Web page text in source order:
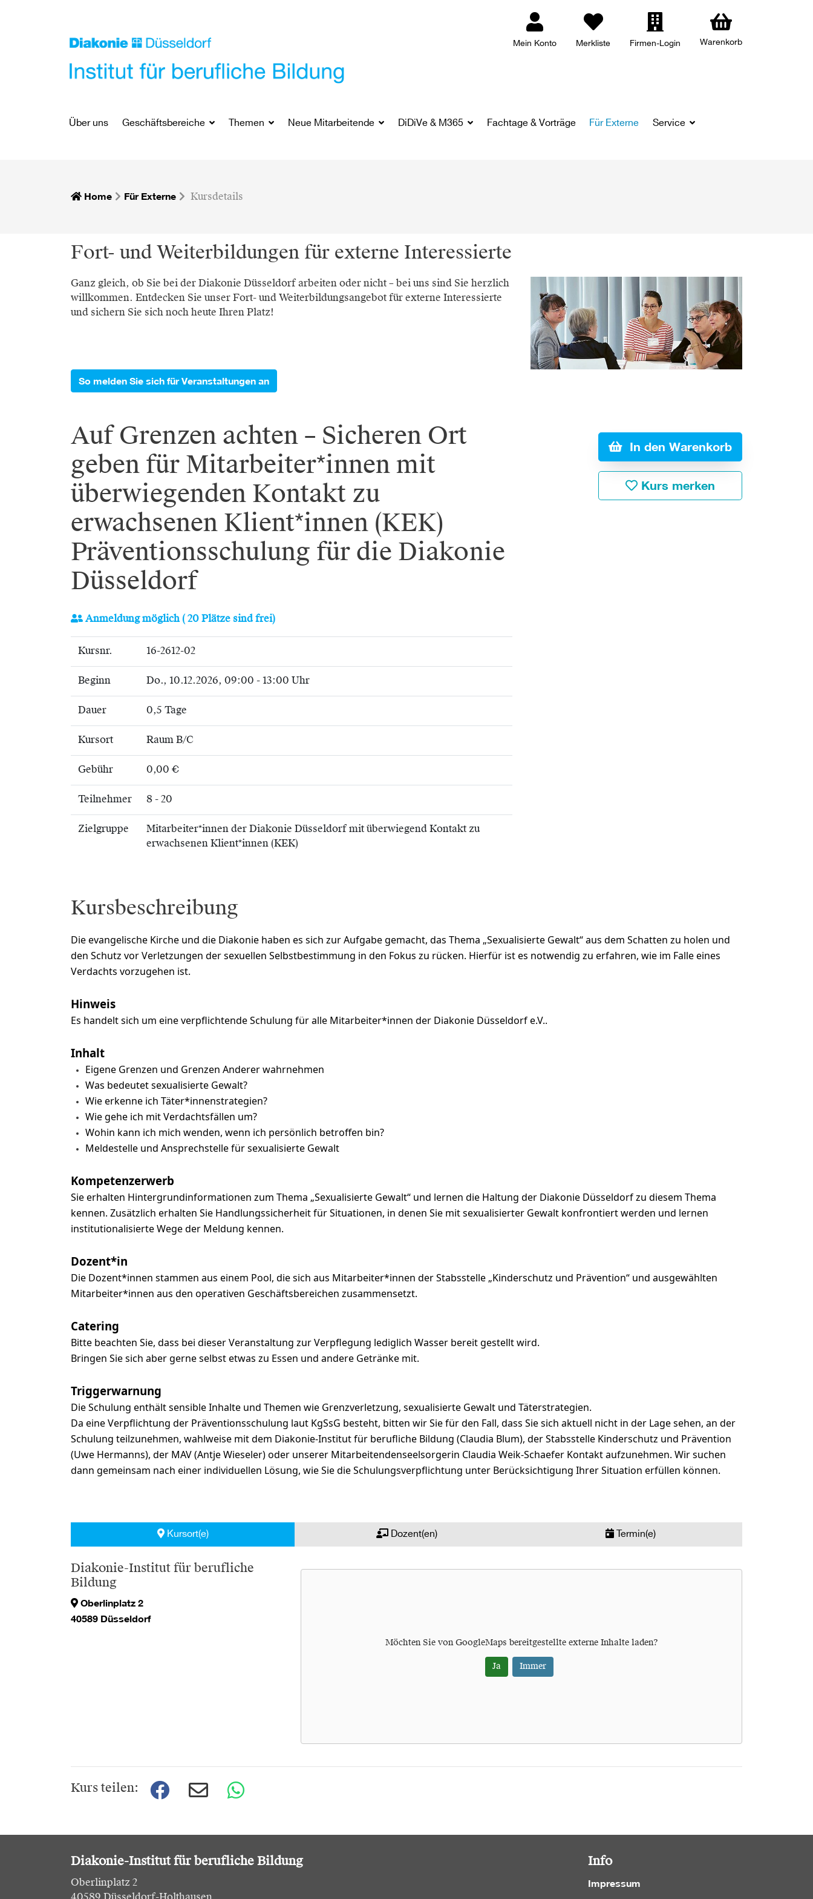
Mein Konto Merkliste Firmen-Login Warenkorb
Über uns Geschäftsbereiche Themen Neue Mitarbeitende DiDiVe & M365 Fachtage & Vorträge Für Externe Service
Home Für Externe Kursdetails
Fort- und Weiterbildungen für externe Interessierte
Ganz gleich, ob Sie bei der Diakonie Düsseldorf arbeiten oder nicht – bei uns sind Sie herzlich
willkommen. Entdecken Sie unser Fort- und Weiterbildungsangebot für externe Interessierte
und sichern Sie sich noch heute Ihren Platz!
So melden Sie sich für Veranstaltungen an
Auf Grenzen achten – Sicheren Ort
geben für Mitarbeiter*innen mit
überwiegenden Kontakt zu
erwachsenen Klient*innen (KEK)
Präventionsschulung für die Diakonie
Düsseldorf
Anmeldung möglich( 20 Plätze sind frei)
Kursnr. 16-2612-02
Beginn Do., 10.12.2026, 09:00 - 13:00 Uhr
Dauer 0,5 Tage
Kursort Raum B/C
Gebühr 0,00 €
Teilnehmer 8 - 20
Zielgruppe
Mitarbeiter*innen der Diakonie Düsseldorf mit überwiegend Kontakt zu
erwachsenen Klient*innen (KEK)
In den Warenkorb
Kurs merken
Kursbeschreibung
Die evangelische Kirche und die Diakonie haben es sich zur Aufgabe gemacht, das Thema „Sexualisierte Gewalt“ aus dem Schatten zu holen und
den Schutz vor Verletzungen der sexuellen Selbstbestimmung in den Fokus zu rücken. Hierfür ist es notwendig zu erfahren, wie im Falle eines
Verdachts vorzugehen ist.
Hinweis
Es handelt sich um eine verpflichtende Schulung für alle Mitarbeiter*innen der Diakonie Düsseldorf e.V..
Inhalt
Eigene Grenzen und Grenzen Anderer wahrnehmen
Was bedeutet sexualisierte Gewalt?
Wie erkenne ich Täter*innenstrategien?
Wie gehe ich mit Verdachtsfällen um?
Wohin kann ich mich wenden, wenn ich persönlich betroffen bin?
Meldestelle und Ansprechstelle für sexualisierte Gewalt
Kompetenzerwerb
Sie erhalten Hintergrundinformationen zum Thema „Sexualisierte Gewalt“ und lernen die Haltung der Diakonie Düsseldorf zu diesem Thema
kennen. Zusätzlich erhalten Sie Handlungssicherheit für Situationen, in denen Sie mit sexualisierter Gewalt konfrontiert werden und lernen
institutionalisierte Wege der Meldung kennen.
Dozent*in
Die Dozent*innen stammen aus einem Pool, die sich aus Mitarbeiter*innen der Stabsstelle „Kinderschutz und Prävention“ und ausgewählten
Mitarbeiter*innen aus den operativen Geschäftsbereichen zusammensetzt.
Catering
Bitte beachten Sie, dass bei dieser Veranstaltung zur Verpflegung lediglich Wasser bereit gestellt wird.
Bringen Sie sich aber gerne selbst etwas zu Essen und andere Getränke mit.
Triggerwarnung
Die Schulung enthält sensible Inhalte und Themen wie Grenzverletzung, sexualisierte Gewalt und Täterstrategien.
Da eine Verpflichtung der Präventionsschulung laut KgSsG besteht, bitten wir Sie für den Fall, dass Sie sich aktuell nicht in der Lage sehen, an der
Schulung teilzunehmen, wahlweise mit dem Diakonie-Institut für berufliche Bildung (Claudia Blum), der Stabsstelle Kinderschutz und Prävention
(Uwe Hermanns), der MAV (Antje Wieseler) oder unserer Mitarbeitendenseelsorgerin Claudia Weik-Schaefer Kontakt aufzunehmen. Wir suchen
dann gemeinsam nach einer individuellen Lösung, wie Sie die Schulungsverpflichtung unter Berücksichtigung Ihrer Situation erfüllen können.
Kursort(e) Dozent(en) Termin(e)
Diakonie-Institut für berufliche
Bildung
Oberlinplatz 2
40589 Düsseldorf
Möchten Sie von GoogleMaps bereitgestellte externe Inhalte laden?
Ja Immer
Kurs teilen:
Diakonie-Institut für berufliche Bildung
Oberlinplatz 2
Info
Impressum